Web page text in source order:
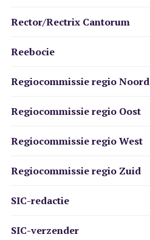
Rector/Rectrix Cantorum
Reebocie
Regiocommissie regio Noord
Regiocommissie regio Oost
Regiocommissie regio West
Regiocommissie regio Zuid
SIC-redactie
SIC-verzender